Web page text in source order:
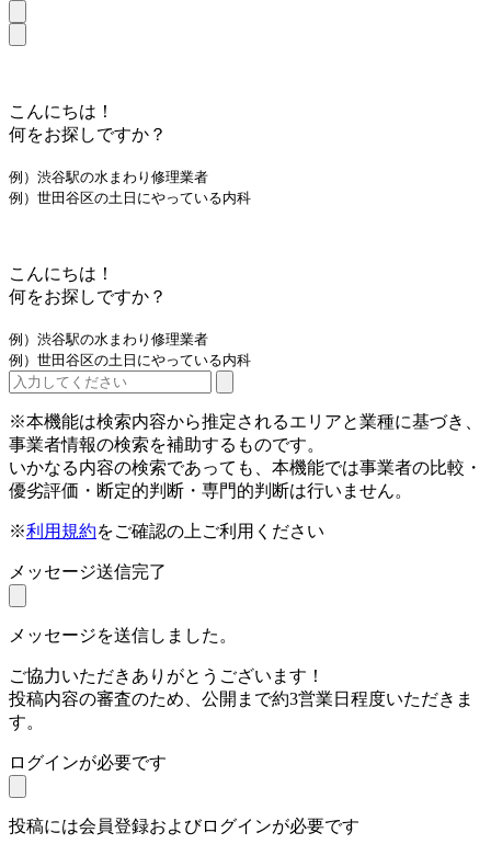
こんにちは！
何をお探しですか？
例）渋谷駅の水まわり修理業者
例）世田谷区の土日にやっている内科
こんにちは！
何をお探しですか？
例）渋谷駅の水まわり修理業者
例）世田谷区の土日にやっている内科
※本機能は検索内容から推定されるエリアと業種に基づき、
事業者情報の検索を補助するものです。
いかなる内容の検索であっても、本機能では事業者の比較・
優劣評価・断定的判断・専門的判断は行いません。
※利用規約をご確認の上ご利用ください
メッセージ送信完了
メッセージを送信しました。
ご協力いただきありがとうございます！
投稿内容の審査のため、公開まで約3営業日程度いただきま
す。
ログインが必要です
投稿には会員登録およびログインが必要です